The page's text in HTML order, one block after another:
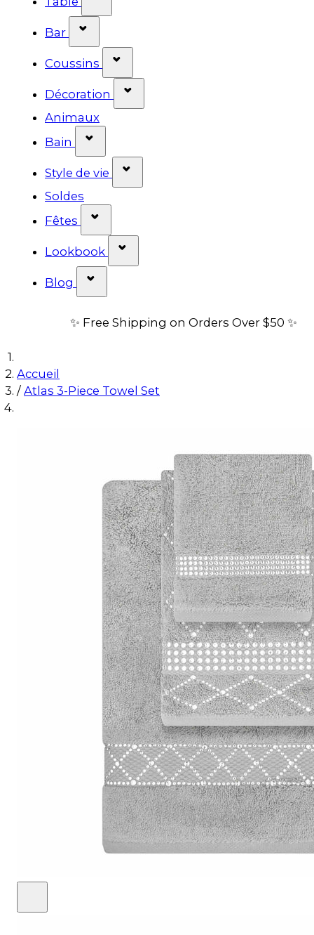
Bar
Coussins
Décoration
Animaux
Bain
Style de vie
Soldes
Fêtes
Lookbook
Blog
✨ Free Shipping on Orders Over $50 ✨
Accueil
/ Atlas 3-Piece Towel Set